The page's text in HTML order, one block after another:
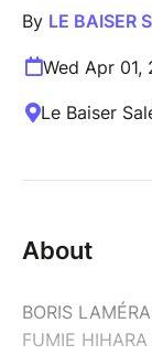
By LE BAISER
Wed Apr 01,
Le Baiser
About
BORIS
FUMIE